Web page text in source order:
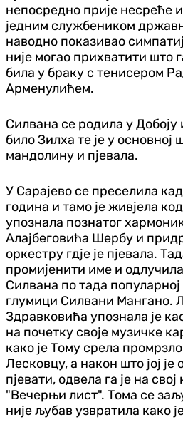
непосредно прије несреће
једним службеником
наводно показивао
није могао прихватити што
била у браку с тенисером
Арменулићем.
Силвана се родила у Добоју
било Зилха те је у основној
мандолину и пјевала.
У Сарајево се преселила
година и тамо је живјела
упознала познатог
Алајбеговића Шербу и
оркестру гд‌је је пјевала.
промијенити име и
Силвана по тада популарној
глумици Силвани Мангано.
Здравковића упознала је
на почетку своје музичке
како је Тому срела
Лесковцу, а након што јој
пјевати, одвела га је на
"Вечерњи лист". Тома се
није љубав узвратила како